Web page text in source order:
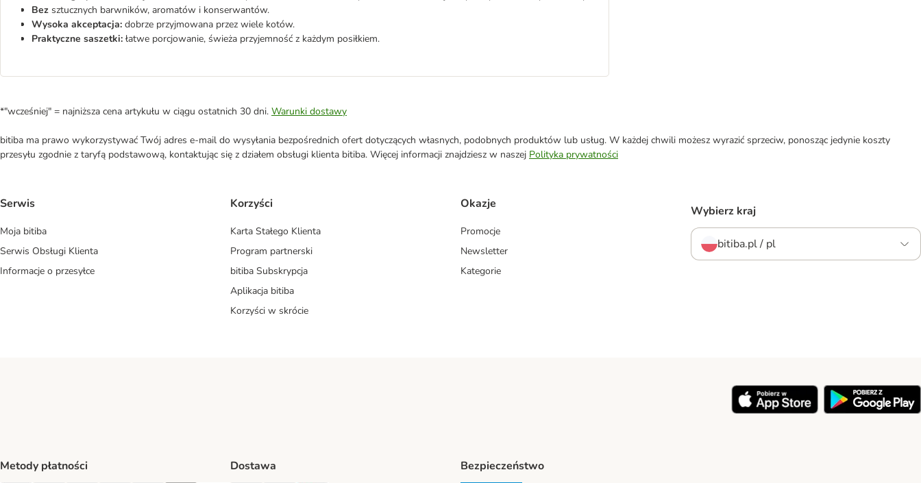
Bez sztucznych barwników, aromatów i konserwantów.
Wysoka akceptacja: dobrze przyjmowana przez wiele kotów.
Praktyczne saszetki: łatwe porcjowanie, świeża przyjemność z każdym posiłkiem.
*"wcześniej" = najniższa cena artykułu w ciągu ostatnich 30 dni. Warunki dostawy
bitiba ma prawo wykorzystywać Twój adres e-mail do wysyłania bezpośrednich ofert dotyczących własnych, podobnych produktów lub usług. W każdej chwili możesz wyrazić sprzeciw, ponosząc jedynie koszty
przesyłu zgodnie z taryfą podstawową, kontaktując się z działem obsługi klienta bitiba. Więcej informacji znajdziesz w naszej Polityka prywatności
Serwis
Moja bitiba
Serwis Obsługi Klienta
Informacje o przesyłce
Korzyści
Karta Stałego Klienta
Program partnerski
bitiba Subskrypcja
Aplikacja bitiba
Korzyści w skrócie
Okazje
Promocje
Newsletter
Kategorie
Wybierz kraj
bitiba.pl / pl
Metody płatności Dostawa Bezpieczeństwo